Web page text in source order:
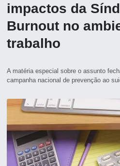
impactos da
Burnout no
trabalho
A matéria especial sobre o assunto
campanha nacional de prevenção ao